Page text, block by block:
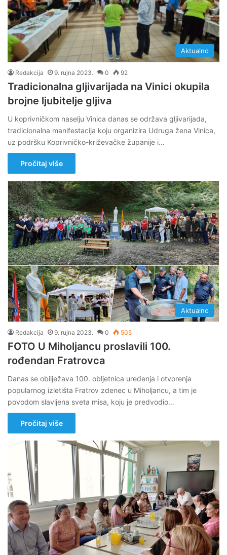
Aktualno
Redakcija 9. rujna 2023. 0 92
Tradicionalna gljivarijada na Vinici okupila
brojne ljubitelje gljiva
U koprivničkom naselju Vinica danas se održava gljivarijada,
tradicionalna manifestacija koju organizira Udruga žena Vinica,
uz podršku Koprivničko-križevačke županije i…
Pročitaj više
Aktualno
Redakcija 9. rujna 2023. 0 505
FOTO U Miholjancu proslavili 100.
rođendan Fratrovca
Danas se obilježava 100. obljetnica uređenja i otvorenja
popularnog izletišta Fratrov zdenec u Miholjancu, a tim je
povodom slavljena sveta misa, koju je predvodio…
Pročitaj više